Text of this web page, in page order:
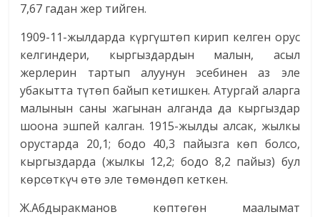
7,67 гадан жер тийген.
1909-11-жылдарда күргүштөп кирип келген орус
келгиндери, кыргыздардын малын, асыл
жерлерин тартып алуунун эсебинен аз эле
убакытта түтөп байып кетишкен. Атургай аларга
малынын саны жагынан алганда да кыргыздар
шоона эшпей калган. 1915-жылды алсак, жылкы
орустарда 20,1; бодо 40,3 пайызга көп болсо,
кыргыздарда (жылкы 12,2; бодо 8,2 пайыз) бул
көрсөткүч өтө эле төмөндөп кеткен.
Ж.Абдыракманов көптөгөн маалымат